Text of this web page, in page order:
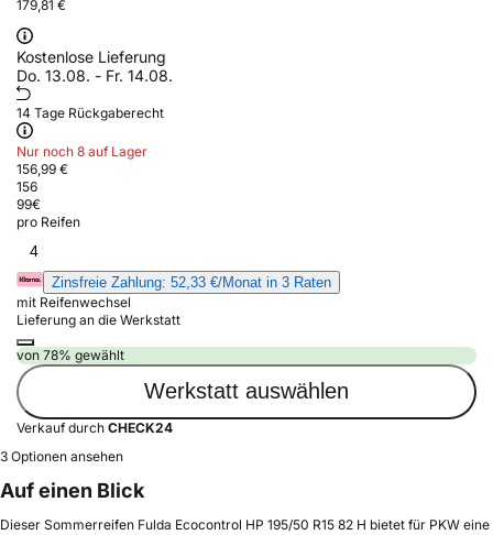
179,81 €
Kostenlose Lieferung
Do. 13.08. - Fr. 14.08.
14 Tage Rückgaberecht
Nur noch 8 auf Lager
156,99 €
156
99€
pro Reifen
4
Zinsfreie Zahlung: 52,33 €/Monat in 3 Raten
mit Reifenwechsel
Lieferung an die Werkstatt
von 78% gewählt
Werkstatt auswählen
Verkauf durch CHECK24
3 Optionen ansehen
Auf einen Blick
Dieser Sommerreifen Fulda Ecocontrol HP 195/50 R15 82 H bietet für PKW eine